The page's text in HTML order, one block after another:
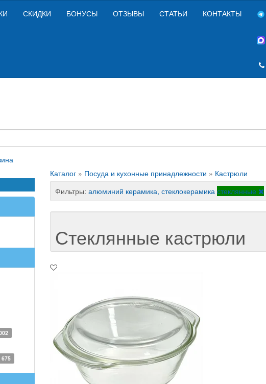
СКИДКИ БОНУСЫ ОТЗЫВЫ СТАТЬИ КОНТАКТЫ
675
Каталог» Посуда и кухонные принадлежности » Кастрюли
Фильтры: алюминий керамика, стеклокерамика стеклянные
Стеклянные кастрюли